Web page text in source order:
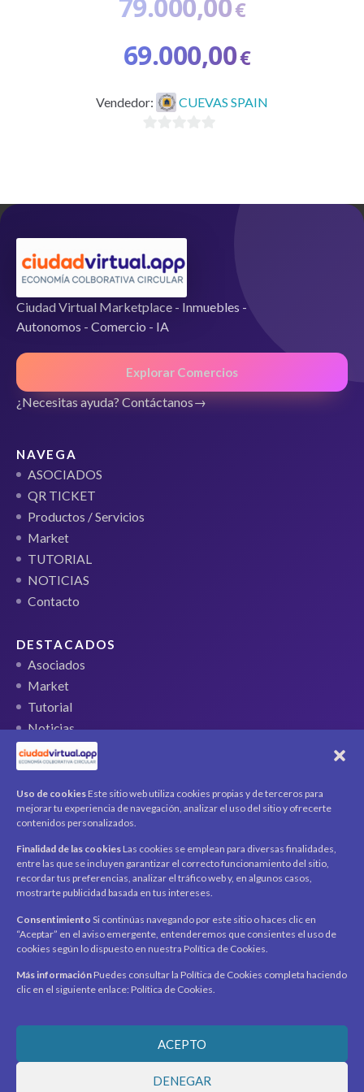
Uso de cookies Este sitio web utiliza cookies propias y de terceros para
mejorar tu experiencia de navegación, analizar el uso del sitio y ofrecerte
contenidos personalizados.
Finalidad de las cookies Las cookies se emplean para diversas finalidades,
entre las que se incluyen garantizar el correcto funcionamiento del sitio,
recordar tus preferencias, analizar el tráfico web y, en algunos casos,
mostrarte publicidad basada en tus intereses.
Consentimiento Si continúas navegando por este sitio o haces clic en
“Aceptar” en el aviso emergente, entenderemos que consientes el uso de
cookies según lo dispuesto en nuestra Política de Cookies.
Más información Puedes consultar la Política de Cookies completa haciendo
clic en el siguiente enlace: Política de Cookies.
ACEPTO
DENEGAR
79.000,00€
El
precio
era:
69.000,00€
precio
Vendedor: CUEVAS SPAIN
5
Ciudad Virtual Marketplace - Inmuebles -
Autonomos - Comercio - IA
Explorar Comercios
¿Necesitas ayuda? Contáctanos
NAVEGA
ASOCIADOS
QR TICKET
Productos / Servicios
Market
TUTORIAL
NOTICIAS
Contacto
DESTACADOS
Asociados
Market
Tutorial
Noticias
QR Ticket
CUENTA
Mi cuenta
Productos / Servicios
Asociados
Acerca deContactoNoticias
SÍGUENOS
Encuéntranos en redes sociales y mantente al día con
novedades y promociones.
Recibe novedades y promociones en tu correo.